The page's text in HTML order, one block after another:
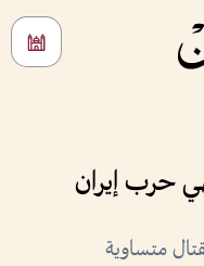
حرب إيران
متساوية